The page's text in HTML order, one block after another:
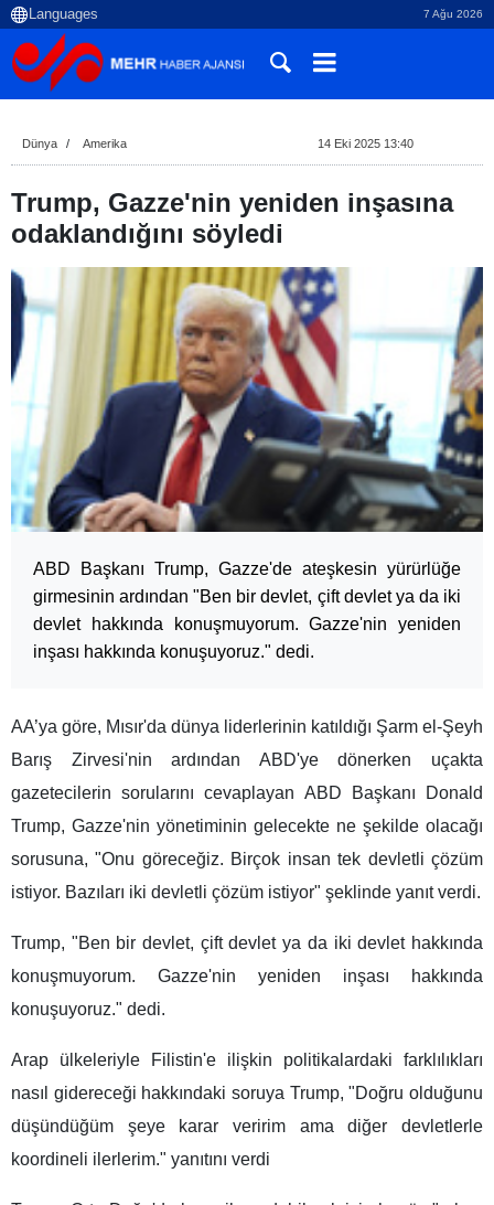
7 Ağu 2026
Dünya Amerika 14 Eki 2025 13:40
Trump, Gazze'nin yeniden inşasına
odaklandığını söyledi
ABD Başkanı Trump, Gazze'de ateşkesin yürürlüğe
girmesinin ardından "Ben bir devlet, çift devlet ya da iki
devlet hakkında konuşmuyorum. Gazze'nin yeniden
inşası hakkında konuşuyoruz." dedi.
AA’ya göre, Mısır'da dünya liderlerinin katıldığı Şarm el-Şeyh
Barış Zirvesi'nin ardından ABD'ye dönerken uçakta
gazetecilerin sorularını cevaplayan ABD Başkanı Donald
Trump, Gazze'nin yönetiminin gelecekte ne şekilde olacağı
sorusuna, "Onu göreceğiz. Birçok insan tek devletli çözüm
istiyor. Bazıları iki devletli çözüm istiyor" şeklinde yanıt verdi.
Trump, "Ben bir devlet, çift devlet ya da iki devlet hakkında
konuşmuyorum. Gazze'nin yeniden inşası hakkında
konuşuyoruz." dedi.
Arap ülkeleriyle Filistin'e ilişkin politikalardaki farklılıkları
nasıl gidereceği hakkındaki soruya Trump, "Doğru olduğunu
düşündüğüm şeye karar veririm ama diğer devletlerle
koordineli ilerlerim." yanıtını verdi